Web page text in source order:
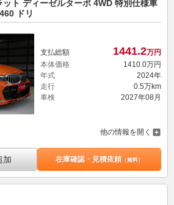
ト ディーゼルターボ 4WD 特別仕様車
ドリ
支払総額 1441.2万円
本体価格
1410.0万円
年式
2024年
走行
0.5万km
車検
2027年08月
他の情報を開く
加 在庫確認・見積依頼（無料）